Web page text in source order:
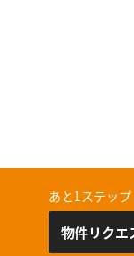
あと1ステップ
物件リクエ